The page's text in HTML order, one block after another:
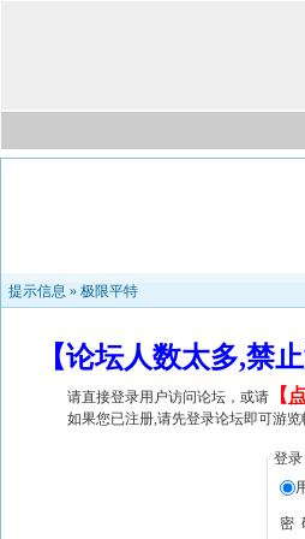
提示信息 » 极限平特
【论坛人数太多,禁
请直接登录用户访问论坛，或请 【
如果您已注册,请先登录论坛即可游览
登录
密